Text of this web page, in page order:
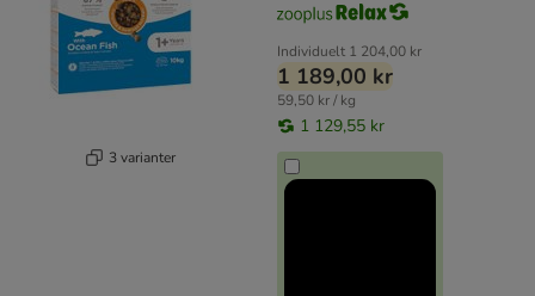
3 varianter
Individuelt 1 204,00 kr
1 189,00 kr
59,50 kr / kg
1 129,55 kr